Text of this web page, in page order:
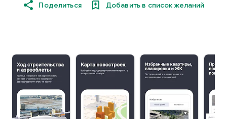
Поделиться Добавить в список желаний